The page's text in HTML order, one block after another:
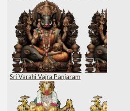
Sri Varahi Vajra Panjaram